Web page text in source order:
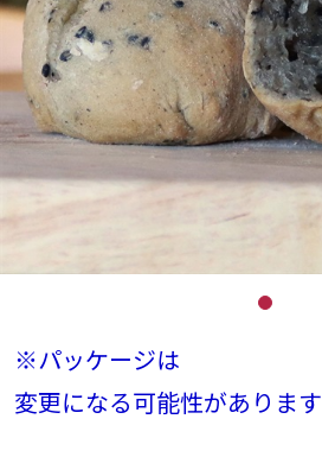
※パッケージは
変更になる可能性があります